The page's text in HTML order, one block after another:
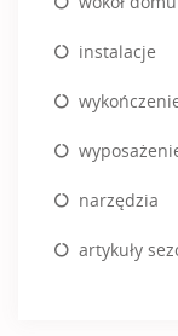
instalacje
narzędzia
artykuły